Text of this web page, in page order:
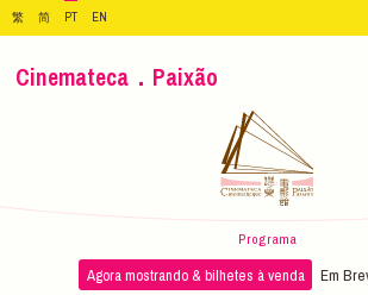
繁 简 PT EN
Cinemateca．Paixão
Programa
Agora mostrando & bilhetes à venda Em